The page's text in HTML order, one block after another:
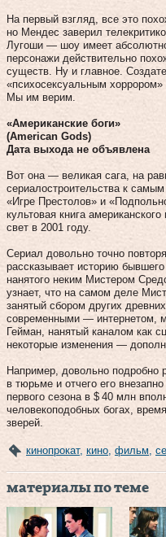
На первый взгляд, все это
но Мендес заверил
Лугоши — шоу имеет
персонажи действительно
существ. Ну и главное.
«психосексуальным хоррором»
Мы им верим.
«Американские боги»
(American Gods)
Дата выхода не объявлена
Вот она — великая сага, на
сериалостроительства к
«Игре Престолов» и
культовая книга
свет в 2001 году.
Сериал довольно точно
рассказывает историю
нанятого неким Мистером
узнает, что на самом деле
занятый сбором других
современными — интернетом,
Гейман, нанятый каналом как
некоторые изменения —
Например, довольно подробно
в тюрьме и отчего его
первого сезона в $ 40 млн
человекоподобных богах,
зверей.
кинопрокат, кино фильм
материалы по теме